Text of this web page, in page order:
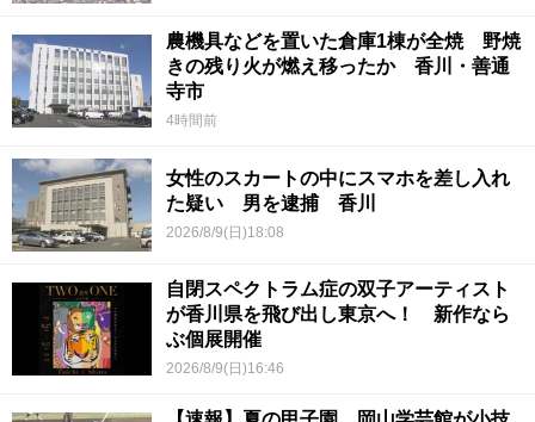
農機具などを置いた倉庫1棟が全焼 野焼
きの残り火が燃え移ったか 香川・善通
寺市
4時間前
女性のスカートの中にスマホを差し入れ
た疑い 男を逮捕 香川
2026/8/9(日)18:08
自閉スペクトラム症の双子アーティスト
が香川県を飛び出し東京へ！ 新作なら
ぶ個展開催
2026/8/9(日)16:46